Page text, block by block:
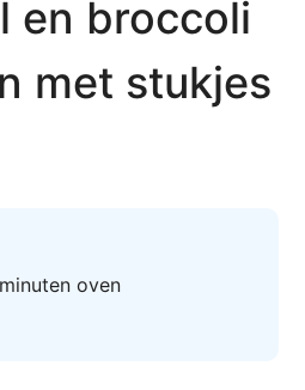
en broccoli
met stukjes
oven